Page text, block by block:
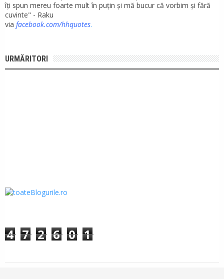
îți spun mereu foarte mult în puțin și mă bucur că vorbim și fără
cuvinte" - Raku
via facebook.com/hhquotes.
URMĂRITORI
4 7 2 6 0 1